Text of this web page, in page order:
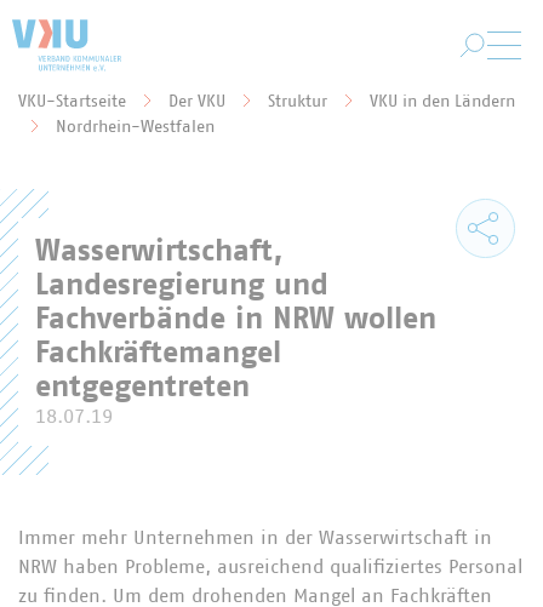
Sie befinden sich hier:
VKU-Startseite Der VKU Struktur
VKU in den Ländern
Nordrhein-Westfalen
Wasserwirtschaft,
Landesregierung und
Fachverbände in NRW wollen
Fachkräftemangel
entgegentreten
18.07.19
Immer mehr Unternehmen in der Wasserwirtschaft in
NRW haben Probleme, ausreichend qualifiziertes Personal
zu finden. Um dem drohenden Mangel an Fachkräften